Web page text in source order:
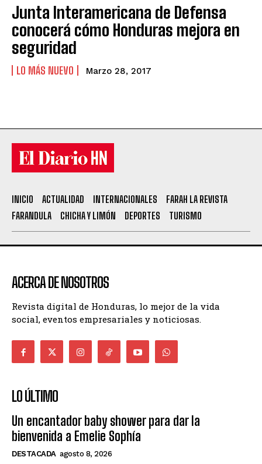
Junta Interamericana de Defensa
conocerá cómo Honduras mejora en
seguridad
LO MÁS NUEVO Marzo 28, 2017
INICIO ACTUALIDAD INTERNACIONALES
FARAH LA REVISTA
FARANDULA
CHICHA Y LIMÓN DEPORTES TURISMO
ACERCA DE NOSOTROS
Revista digital de Honduras, lo mejor de la vida
social, eventos empresariales y noticiosas.
LO ÚLTIMO
Un encantador baby shower para dar la
bienvenida a Emelie Sophía
DESTACADA agosto 8, 2026